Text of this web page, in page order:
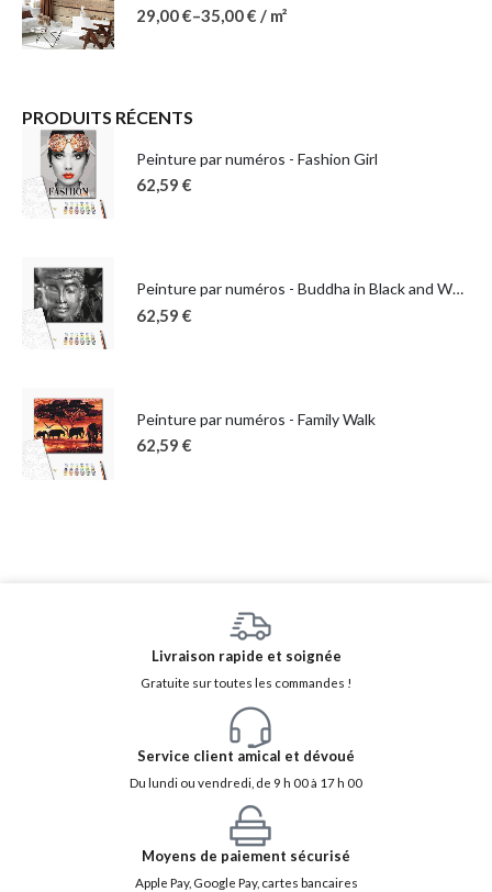
29,00€–35,00€ / m²
PRODUITS RÉCENTS
Peinture par numéros - Fashion Girl
62,59 €
Peinture par numéros - Buddha in Black and White
62,59 €
Peinture par numéros - Family Walk
62,59 €
Livraison rapide et soignée
Gratuite sur toutes les commandes !
Service client amical et dévoué
Du lundi ou vendredi, de 9 h 00 à 17 h 00
Moyens de paiement sécurisé
Apple Pay, Google Pay, cartes bancaires